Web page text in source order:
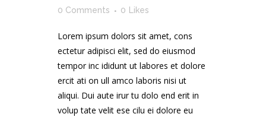
0 Comments
0 Likes
Lorem ipsum dolors sit amet, cons
ectetur adipisci elit, sed do eiusmod
tempor inc ididunt ut labores et dolore
ercit ati on ull amco laboris nisi ut
aliqui. Dui aute irur tu dolo end erit in
volup tate velit ese cilu ei dolore eu